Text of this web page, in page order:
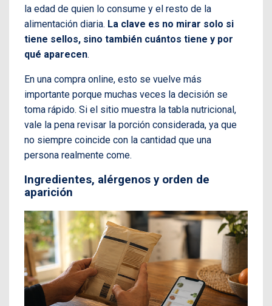
la edad de quien lo consume y el resto de la
alimentación diaria. La clave es no mirar solo si
tiene sellos, sino también cuántos tiene y por
qué aparecen.
En una compra online, esto se vuelve más
importante porque muchas veces la decisión se
toma rápido. Si el sitio muestra la tabla nutricional,
vale la pena revisar la porción considerada, ya que
no siempre coincide con la cantidad que una
persona realmente come.
Ingredientes, alérgenos y orden de
aparición